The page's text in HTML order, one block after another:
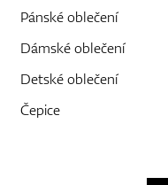
Pánské oblečení
Dámské oblečení
Detské oblečení
Čepice